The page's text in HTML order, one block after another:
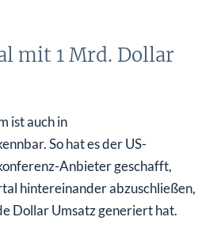
mit 1 Mrd. Dollar
ist auch in
So hat es der US-
Anbieter geschafft,
hintereinander abzuschließen,
Dollar Umsatz generiert hat.